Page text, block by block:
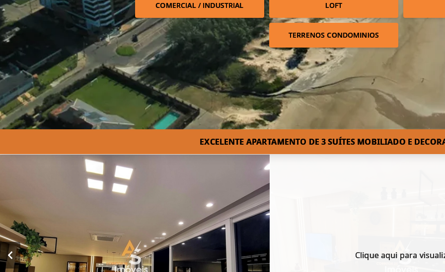
COMERCIAL / INDUSTRIAL LOFT
TERRENOS CONDOMINIOS
EXCELENTE APARTAMENTO DE 3 SUÍTES MOBILIADO E
Clique aqui para